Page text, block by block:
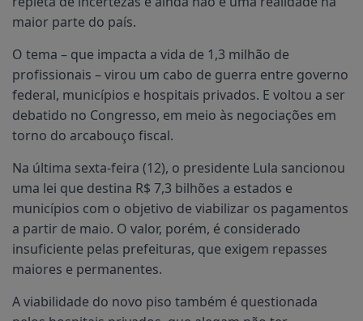
maior parte do país.
O tema – que impacta a vida de 1,3 milhão de
profissionais – virou um cabo de guerra entre governo
federal, municípios e hospitais privados. E voltou a ser
debatido no Congresso, em meio às negociações em
torno do arcabouço fiscal.
Na última sexta-feira (12), o presidente Lula sancionou
uma lei que destina R$ 7,3 bilhões a estados e
municípios com o objetivo de viabilizar os pagamentos
a partir de maio. O valor, porém, é considerado
insuficiente pelas prefeituras, que exigem repasses
maiores e permanentes.
A viabilidade do novo piso também é questionada